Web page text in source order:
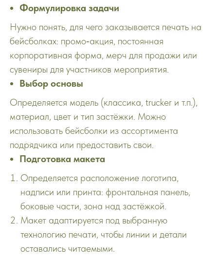
Формулировка задачи
Нужно понять, для чего заказывается печать на
бейсболках: промо‑акция, постоянная
корпоративная форма, мерч для продажи или
сувениры для участников мероприятия.
Выбор основы
Определяется модель (классика, trucker и т.п.),
материал, цвет и тип застёжки. Можно
использовать бейсболки из ассортимента
подрядчика или предоставить свои.
Подготовка макета
Определяется расположение логотипа,
надписи или принта: фронтальная панель,
боковые части, зона над застёжкой.
Макет адаптируется под выбранную
технологию печати, чтобы линии и детали
оставались читаемыми.​